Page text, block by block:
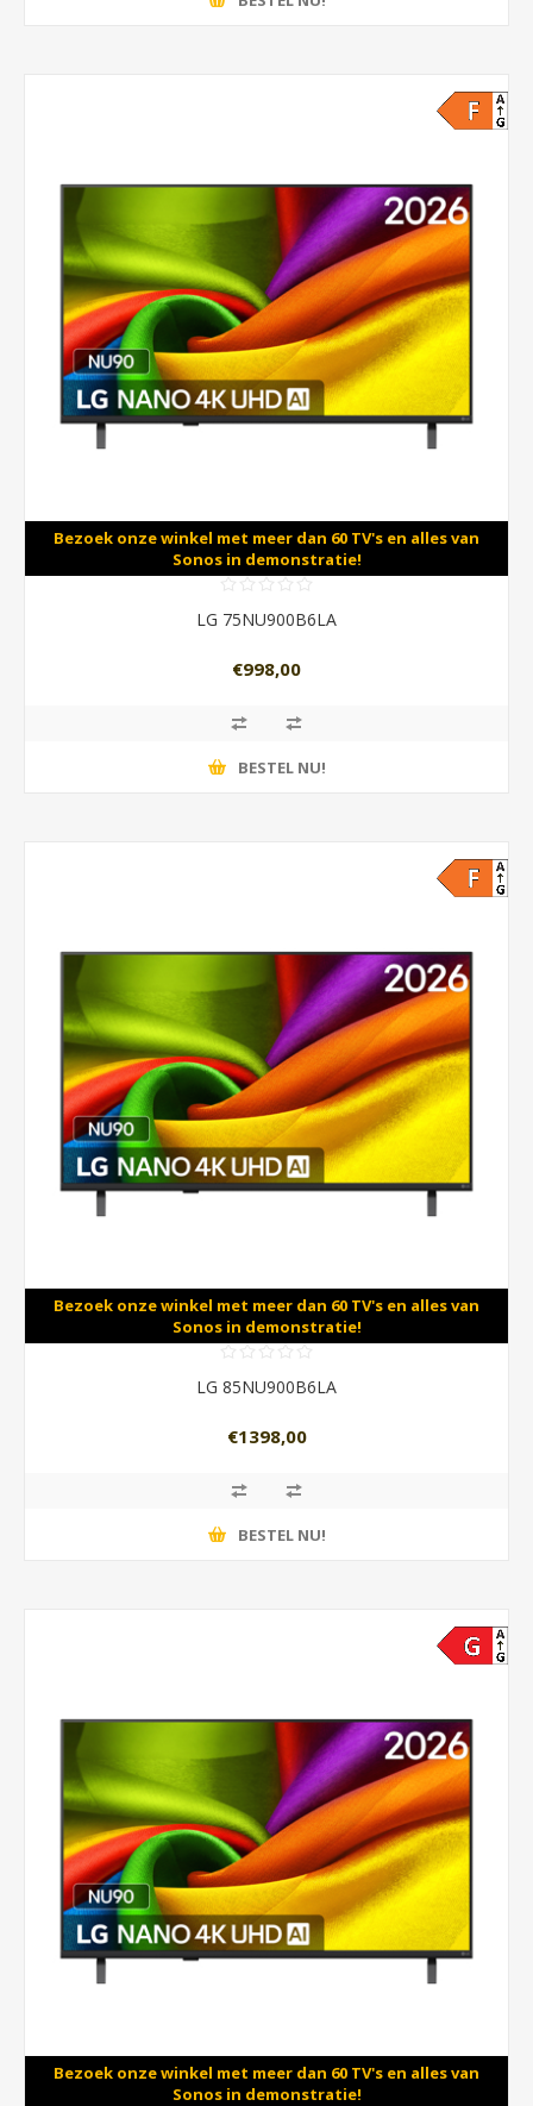
Bezoek onze winkel met meer dan 60 TV's en alles van
Sonos in demonstratie!
LG 75NU900B6LA
€998,00
BESTEL NU!
Bezoek onze winkel met meer dan 60 TV's en alles van
Sonos in demonstratie!
LG 85NU900B6LA
€1398,00
BESTEL NU!
Bezoek onze winkel met meer dan 60 TV's en alles van
Sonos in demonstratie!